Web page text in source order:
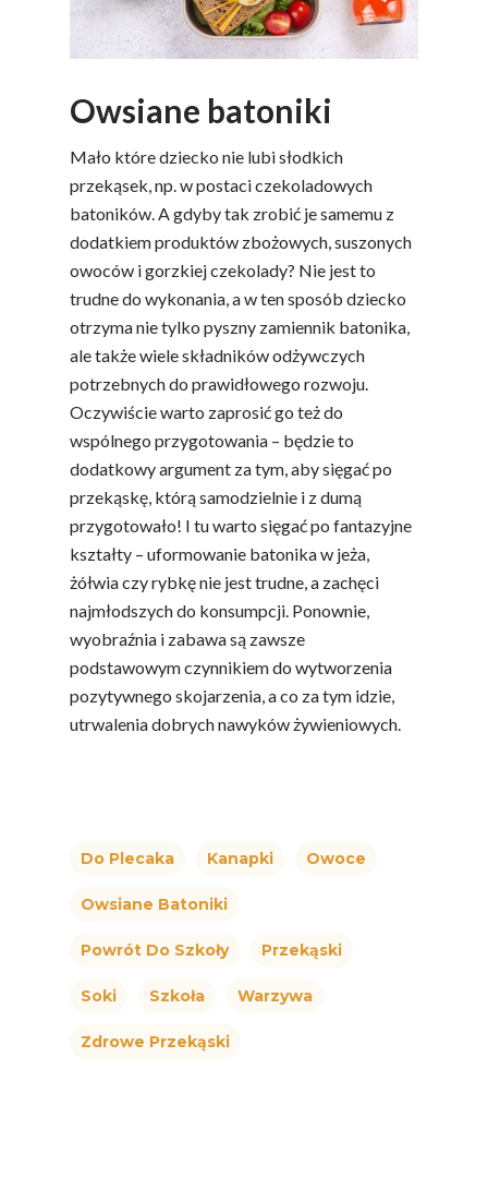
Owsiane batoniki
Mało które dziecko nie lubi słodkich
przekąsek, np. w postaci czekoladowych
batoników. A gdyby tak zrobić je samemu z
dodatkiem produktów zbożowych, suszonych
owoców i gorzkiej czekolady? Nie jest to
trudne do wykonania, a w ten sposób dziecko
otrzyma nie tylko pyszny zamiennik batonika,
ale także wiele składników odżywczych
potrzebnych do prawidłowego rozwoju.
Oczywiście warto zaprosić go też do
wspólnego przygotowania – będzie to
dodatkowy argument za tym, aby sięgać po
przekąskę, którą samodzielnie i z dumą
przygotowało! I tu warto sięgać po fantazyjne
kształty – uformowanie batonika w jeża,
żółwia czy rybkę nie jest trudne, a zachęci
najmłodszych do konsumpcji. Ponownie,
wyobraźnia i zabawa są zawsze
podstawowym czynnikiem do wytworzenia
pozytywnego skojarzenia, a co za tym idzie,
utrwalenia dobrych nawyków żywieniowych.
Do Plecaka Kanapki Owoce
Owsiane Batoniki
Powrót Do Szkoły Przekąski
Soki Szkoła Warzywa
Zdrowe Przekąski